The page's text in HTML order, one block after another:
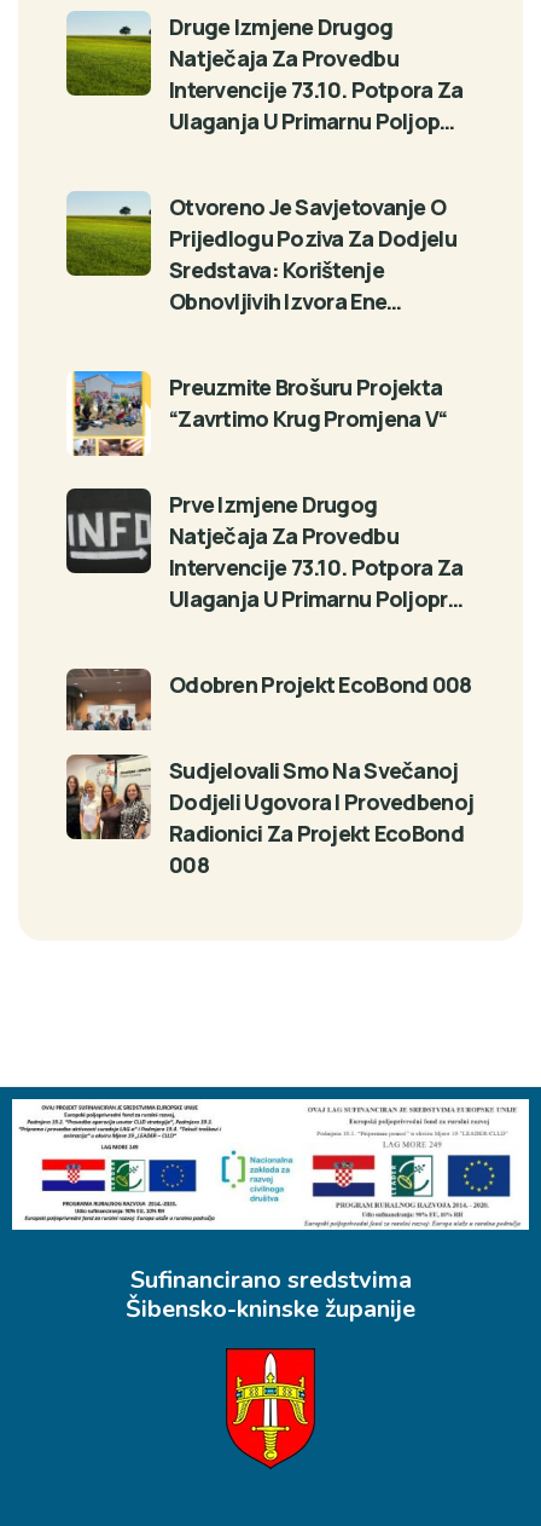
Druge Izmjene Drugog
Natječaja Za Provedbu
Intervencije 73.10. Potpora Za
Ulaganja U Primarnu Poljop…
Otvoreno Je Savjetovanje O
Prijedlogu Poziva Za Dodjelu
Sredstava: Korištenje
Obnovljivih Izvora Ene…
Preuzmite Brošuru Projekta
“Zavrtimo Krug Promjena V“
Prve Izmjene Drugog
Natječaja Za Provedbu
Intervencije 73.10. Potpora Za
Ulaganja U Primarnu Poljopr…
Odobren Projekt EcoBond 008
Sudjelovali Smo Na Svečanoj
Dodjeli Ugovora I Provedbenoj
Radionici Za Projekt EcoBond
008
Sufinancirano sredstvima
Šibensko-kninske županije